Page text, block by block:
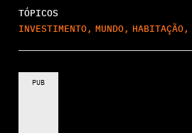
TÓPICOS
INVESTIMENTO, MUNDO, HABITAÇÃO,
PUB